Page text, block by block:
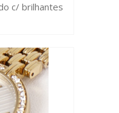
c/ brilhantes